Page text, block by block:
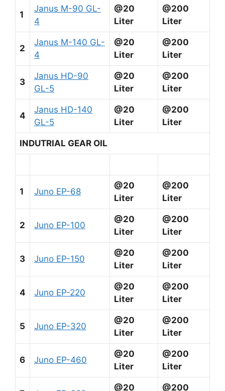
1
Janus M-90 GL-
4
@20
Liter
@200
Liter
2
Janus M-140 GL-
4
@20
Liter
@200
Liter
3
Janus HD-90
GL-5
@20
Liter
@200
Liter
4
Janus HD-140
GL-5
@20
Liter
@200
Liter
INDUTRIAL GEAR OIL
1 Juno EP-68
@20
Liter
@200
Liter
2 Juno EP-100
@20
Liter
@200
Liter
3 Juno EP-150
@20
Liter
@200
Liter
4 Juno EP-220
@20
Liter
@200
Liter
5 Juno EP-320
@20
Liter
@200
Liter
6 Juno EP-460
@20
Liter
@200
Liter
@20 @200